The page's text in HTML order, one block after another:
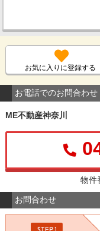
お気に入りに登録する
お電話でのお問合わせ
ME不動産神奈川
物件
お問合わせ